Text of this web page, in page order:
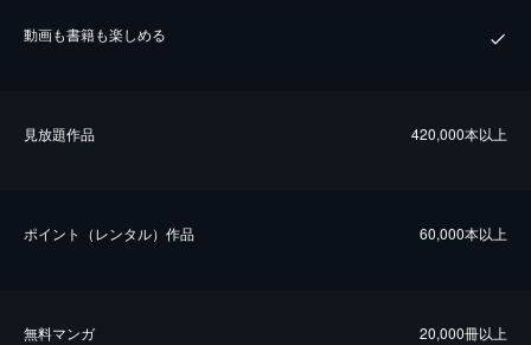
動画も書籍も楽しめる
⾒放題作品 420,000本以上
ポイント（レンタル）作品 60,000本以上
無料マンガ 20,000冊以上